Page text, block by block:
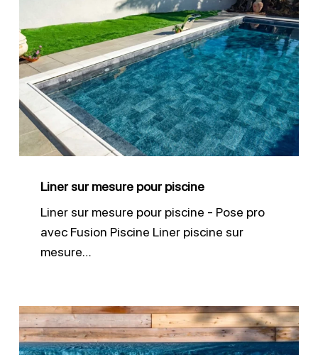
sur
mesure
pour
piscine
Liner sur mesure pour piscine
Liner sur mesure pour piscine - Pose pro
avec Fusion Piscine Liner piscine sur
mesure…
Membrane
armée